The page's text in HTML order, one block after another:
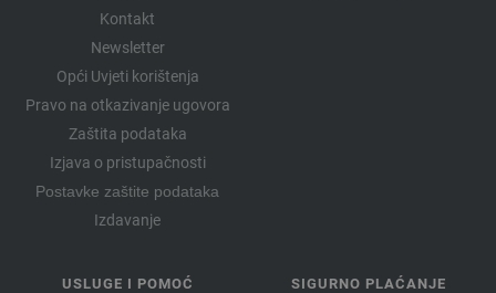
Kontakt
Newsletter
Opći Uvjeti korištenja
Pravo na otkazivanje ugovora
Zaštita podataka
Izjava o pristupačnosti
Postavke zaštite podataka
Izdavanje
USLUGE I POMOĆ SIGURNO PLAĆANJE